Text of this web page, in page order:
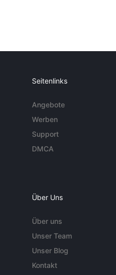
Seitenlinks
Angebote
Werben
Support
DMCA
Über Uns
Über uns
Unser Team
Unser Blog
Kontakt